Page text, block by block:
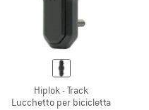
Hiplok - Track
Lucchetto per bicicletta